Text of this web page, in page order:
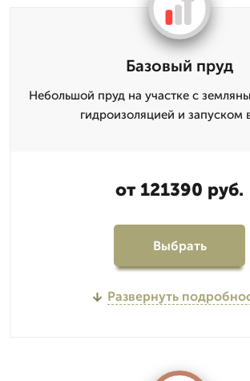
Базовый пруд
Небольшой пруд на участке с
гидроизоляцией и запуском
от 121390 руб.
Выбрать
Развернуть